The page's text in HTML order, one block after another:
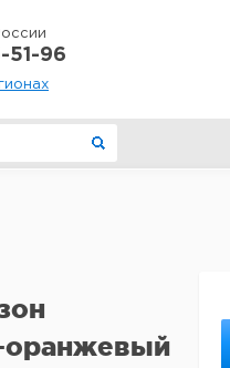
51-96
оранжевый